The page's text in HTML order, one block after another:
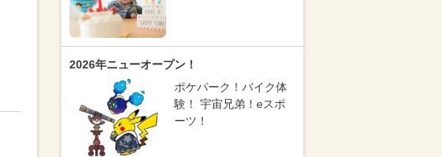
2026年ニューオープン！
ポケパーク！バイク体
験！ 宇宙兄弟！eスポ
ーツ！